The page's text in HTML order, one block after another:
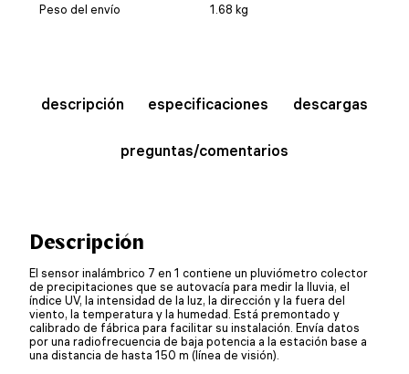
Peso del envío 1.68 kg
descripción especificaciones descargas
preguntas/comentarios
Descripción
El sensor inalámbrico 7 en 1 contiene un pluviómetro colector
de precipitaciones que se autovacía para medir la lluvia, el
índice UV, la intensidad de la luz, la dirección y la fuera del
viento, la temperatura y la humedad. Está premontado y
calibrado de fábrica para facilitar su instalación. Envía datos
por una radiofrecuencia de baja potencia a la estación base a
una distancia de hasta 150 m (línea de visión).